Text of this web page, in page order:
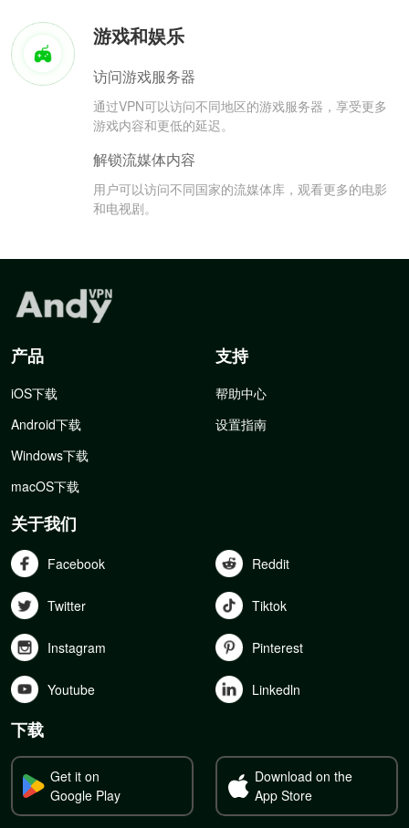
游戏和娱乐
访问游戏服务器
通过VPN可以访问不同地区的游戏服务器，享受更多
游戏内容和更低的延迟。
解锁流媒体内容
用户可以访问不同国家的流媒体库，观看更多的电影
和电视剧。
产品
iOS下载
Android下载
Windows下载
macOS下载
支持
帮助中心
设置指南
关于我们
Facebook Reddit
Twitter Tiktok
Instagram Pinterest
Youtube Linkedln
下载
Get it on
Google Play
Download on the
App Store